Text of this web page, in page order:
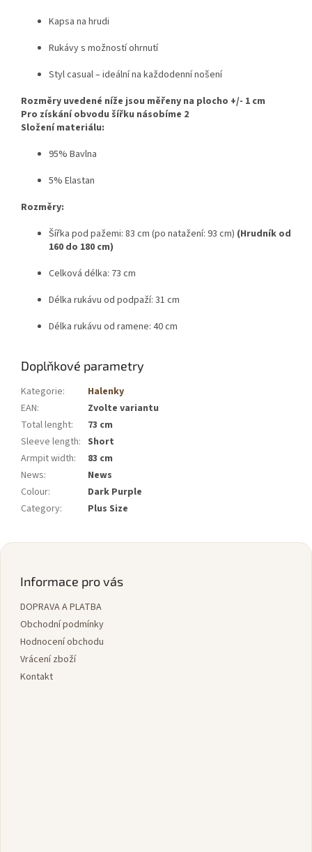
Kapsa na hrudi
Rukávy s možností ohrnutí
Styl casual – ideální na každodenní nošení
Rozměry uvedené níže jsou měřeny na plocho +/- 1 cm
Pro získání obvodu šířku násobíme 2
Složení materiálu:
95% Bavlna
5% Elastan
Rozměry:
Šířka pod pažemi: 83 cm (po natažení: 93 cm) (Hrudník od
160 do 180 cm)
Celková délka: 73 cm
Délka rukávu od podpaží: 31 cm
Délka rukávu od ramene: 40 cm
Doplňkové parametry
Kategorie:
Halenky
EAN:
Zvolte variantu
Total lenght:
73 cm
Sleeve length: Short
Armpit width:
83 cm
News:
News
Colour:
Dark Purple
Category: Plus Size
Z
Informace pro vás
DOPRAVA A PLATBA
Obchodní podmínky
Hodnocení obchodu
Vrácení zboží
Kontakt